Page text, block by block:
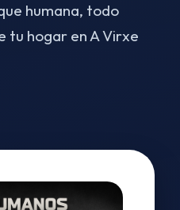
humana, todo
tu hogar en A Virxe